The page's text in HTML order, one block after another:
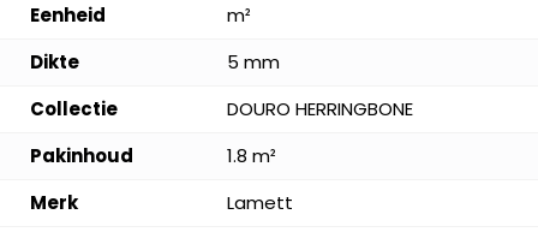
Eenheid
m²
Dikte
5 mm
Collectie
DOURO HERRINGBONE
Pakinhoud
1.8 m²
Merk
Lamett